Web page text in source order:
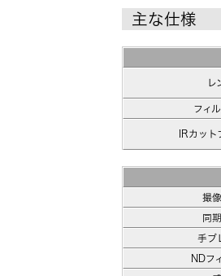
主な仕様
レ
フィ
IRカット
撮
同
手ブ
NDフ